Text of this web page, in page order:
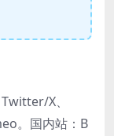
X、
。国内站：B